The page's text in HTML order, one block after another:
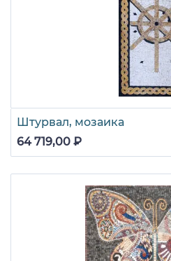
Штурвал, мозаика
64 719,00 ₽